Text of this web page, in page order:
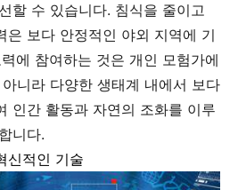
할 수 있습니다. 침식을 줄이고
은 보다 안정적인 야외 지역에 기
에 참여하는 것은 개인 모험가에
니라 다양한 생태계 내에서 보다
인간 활동과 자연의 조화를 이루
니다.
신적인 기술